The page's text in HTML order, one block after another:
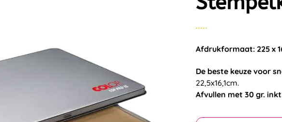
22,5x16,1cm.
Afvullen met 30 gr. inkt.